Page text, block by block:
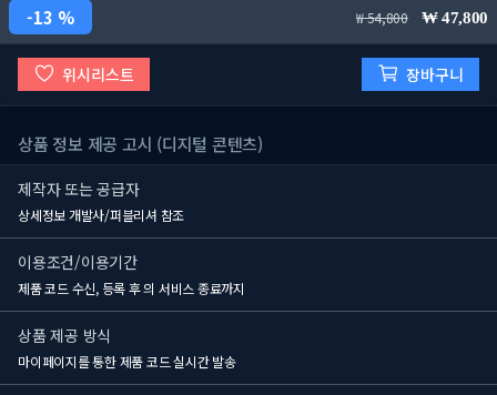
13 % 54,800 47,800
위시리스트 장바구니
상품 정보 제공 고시 (디지털 콘텐츠)
제작자 또는 공급자
상세정보 개발사/퍼블리셔 참조
이용조건/이용기간
제품 코드 수신, 등록 후의 서비스 종료까지
상품 제공 방식
마이페이지를 통한 제품 코드 실시간 발송